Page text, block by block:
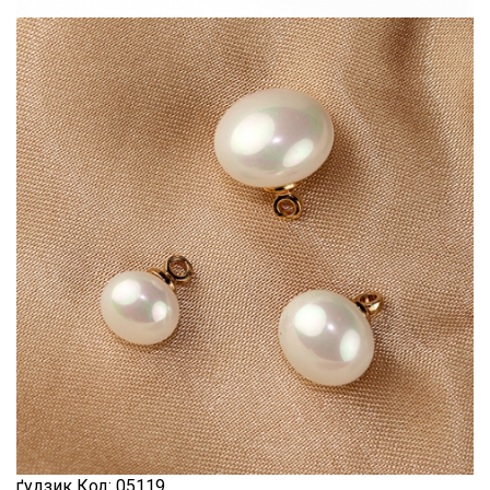
натуральний
Шиття
Штапель
Шифон
ґудзик Код: 05119